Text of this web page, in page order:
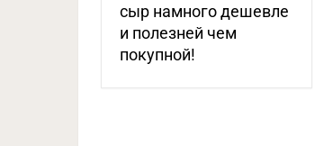
сыр намного дешевле
и полезней чем
покупной!